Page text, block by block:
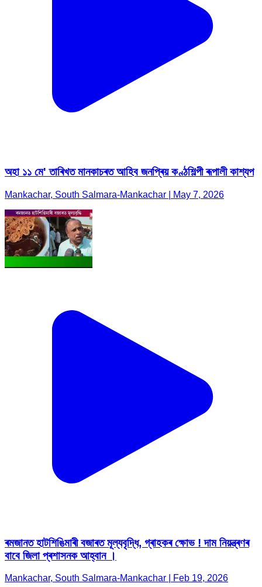
অহা ১১ মে' তাৰিখত মানকাচৰত আহিব জনপ্ৰিয় কণ্ঠশিল্পী ৰূপালী কাশ্যপ
Mankachar, South Salmara-Mankachar | May 7, 2026
ৰমজানত হাটশিঙিমাৰী বজাৰত মূল্যবৃদ্ধি, গ্ৰাহকৰ ক্ষোভ ! দাম নিয়ন্ত্ৰণৰ
বাবে জিলা প্ৰশাসনক আহ্বান ।
Mankachar, South Salmara-Mankachar | Feb 19, 2026